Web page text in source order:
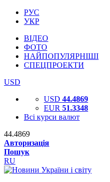
РУС
УКР
ВІДЕО
ФОТО
НАЙПОПУЛЯРНІШІ
СПЕЦПРОЕКТИ
USD
USD 44.4869
EUR 51.3348
Всі курси валют
44.4869
Авторизація
Пошук
RU